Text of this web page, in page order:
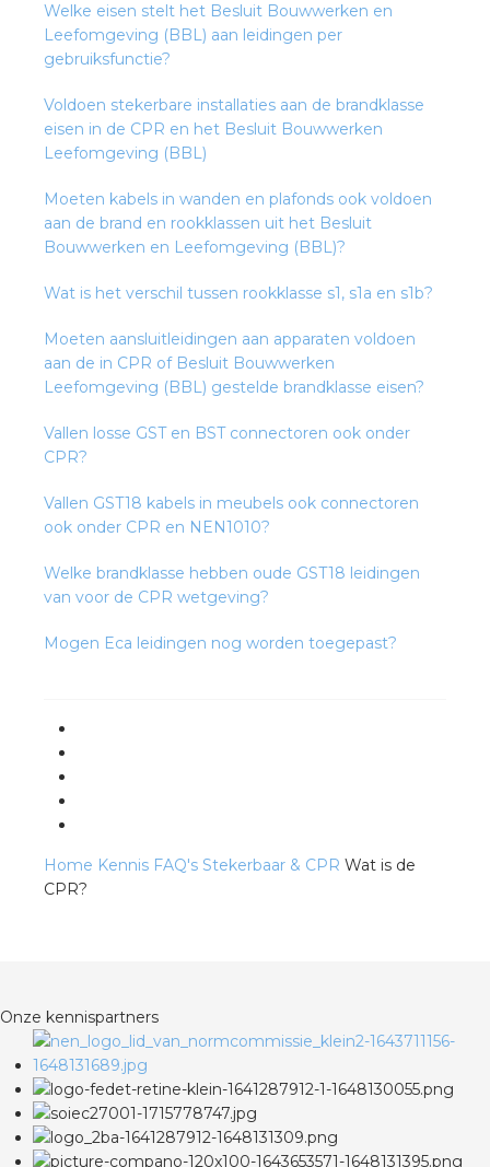
Welke eisen stelt het Besluit Bouwwerken en
Leefomgeving (BBL) aan leidingen per
gebruiksfunctie?
Voldoen stekerbare installaties aan de brandklasse
eisen in de CPR en het Besluit Bouwwerken
Leefomgeving (BBL)
Moeten kabels in wanden en plafonds ook voldoen
aan de brand en rookklassen uit het Besluit
Bouwwerken en Leefomgeving (BBL)?
Wat is het verschil tussen rookklasse s1, s1a en s1b?
Moeten aansluitleidingen aan apparaten voldoen
aan de in CPR of Besluit Bouwwerken
Leefomgeving (BBL) gestelde brandklasse eisen?
Vallen losse GST en BST connectoren ook onder
CPR?
Vallen GST18 kabels in meubels ook connectoren
ook onder CPR en NEN1010?
Welke brandklasse hebben oude GST18 leidingen
van voor de CPR wetgeving?
Mogen Eca leidingen nog worden toegepast?
Home Kennis FAQ's Stekerbaar & CPR Wat is de
CPR?
Onze kennispartners
groothandels